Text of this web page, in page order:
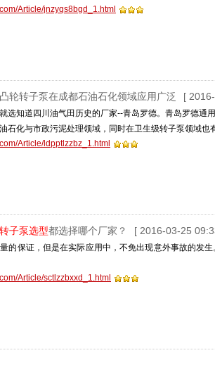
Article/jnzyqs8bgd_1.html
轮转子泵在成都石油石化领域应用广泛 [
就选知道四川油气田历史的厂家--青岛罗德。青岛罗德通
石化与市政污泥处理领域，同时在卫生级转子泵领域也
Article/ldpptlzzbz_1.html
转子泵选型都选择哪个厂家？ [ 2016-03-25
的保证，但是在实际应用中，不免出现意外事故的发
Article/sctlzzbxxd_1.html